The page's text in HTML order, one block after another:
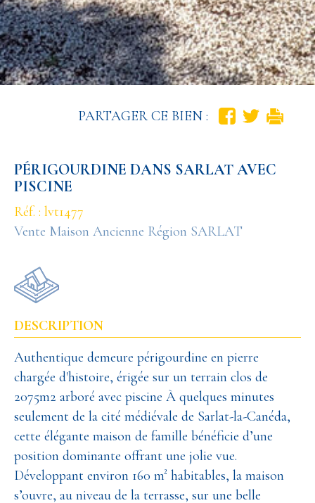
PARTAGER CE BIEN :
PÉRIGOURDINE DANS SARLAT AVEC
PISCINE
Réf. : lvt1477
Vente Maison Ancienne Région SARLAT
DESCRIPTION
Authentique demeure périgourdine en pierre
chargée d'histoire, érigée sur un terrain clos de
2075m2 arboré avec piscine À quelques minutes
seulement de la cité médiévale de Sarlat-la-Canéda,
cette élégante maison de famille bénéficie d’une
position dominante offrant une jolie vue.
Développant environ 160 m² habitables, la maison
s’ouvre, au niveau de la terrasse, sur une belle